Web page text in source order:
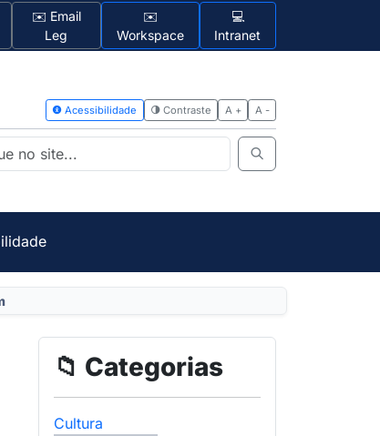
✉️ Email
Leg
✉️
Workspace
💻
Intranet
📁 Categorias
Cultura